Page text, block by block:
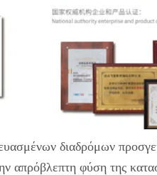
διαδρόμων
απρόβλεπτη φύση της